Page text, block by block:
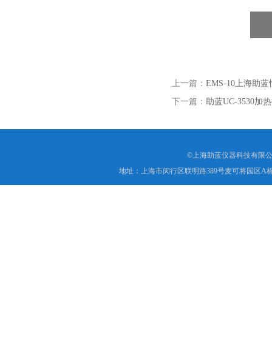
上一篇： EMS-10上海助
下一篇： 助蓝UC-3530加
©上海助蓝仪器科技有限
地址：上海市闵行区联明路389号麦可将园区A